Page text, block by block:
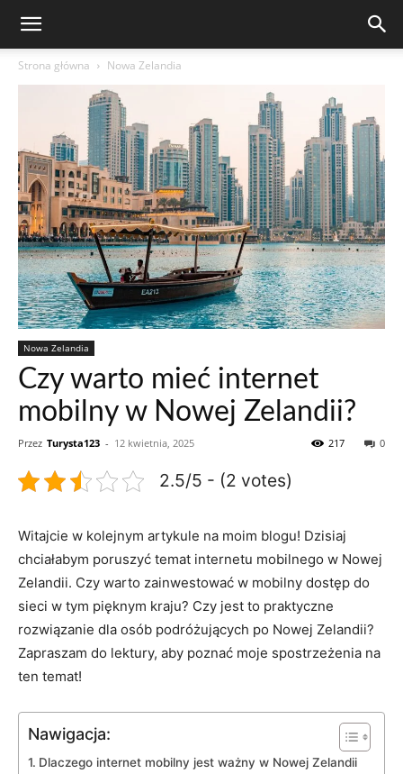
Strona główna Nowa Zelandia
Nowa Zelandia
Czy warto mieć internet
mobilny w Nowej Zelandii?
Przez Turysta123 - 12 kwietnia, 2025 0
217
2.5/5 - (2 votes)
Witajcie w kolejnym artykule na ‍moim blogu! Dzisiaj
chciałabym poruszyć temat internetu mobilnego w Nowej
Zelandii.⁣ Czy⁣ warto ⁤zainwestować w mobilny dostęp do
sieci w tym pięknym kraju?‍ Czy jest to praktyczne
rozwiązanie dla osób⁤ podróżujących po Nowej Zelandii?
Zapraszam do lektury, aby poznać⁣ moje spostrzeżenia na
ten temat!
Nawigacja:
Dlaczego internet ⁢mobilny jest ważny w Nowej Zelandii